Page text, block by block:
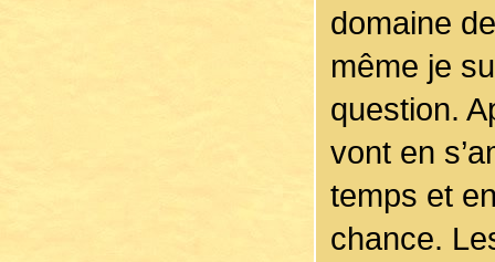
domaine
même je
question.
vont en
temps et
chance.